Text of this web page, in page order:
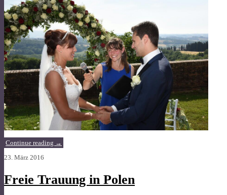
Continue reading →
23. März 2016
Freie Trauung in Polen